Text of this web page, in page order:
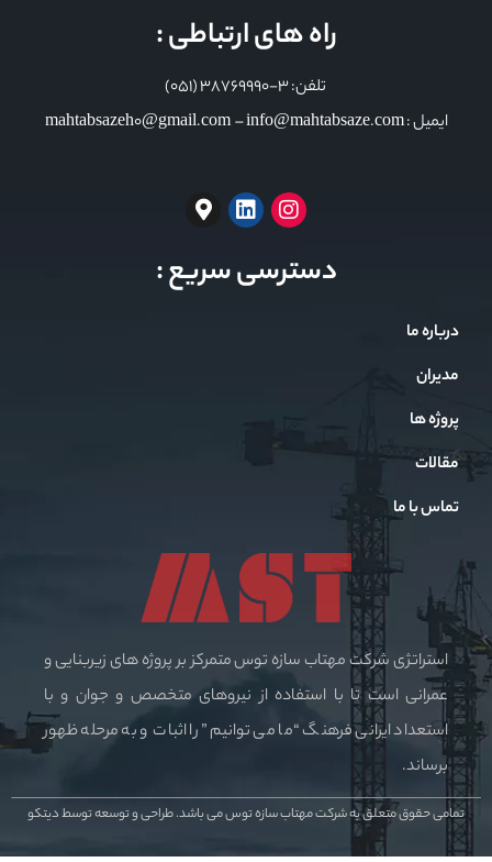
راه های ارتباطی :
تلفن: 3-38769990 (051)
ایمیل : mahtabsazeh0@gmail.com – info@mahtabsaze.com
دسترسی سریع :
درباره ما
مدیران
پروژه ها
مقالات
تماس با ما
استراتژی شرکت مهتاب سازه توس متمرکز بر پروژه های زیربنایی و
عمرانی است تا با استفاده از نیروهای متخصص و جوان و با
استعداد ایرانی فرهنگ “ما می توانیم” را اثبات و به مرحله ظهور
برساند.
تمامی حقوق متعلق به شرکت مهتاب سازه توس می باشد.طراحی و توسعه توسط دیتکو